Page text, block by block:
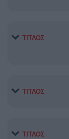
ΤΙΤΛΟΣ
ΤΙΤΛΟΣ
ΤΙΤΛΟΣ